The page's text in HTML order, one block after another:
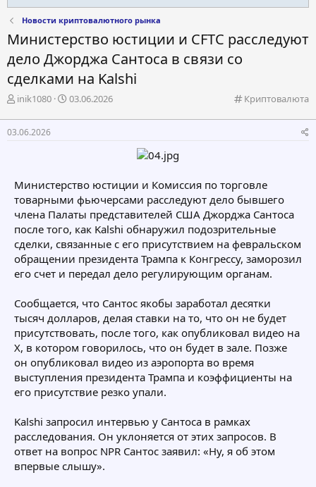
Новости криптовалютного рынка
Министерство юстиции и CFTC расследуют
дело Джорджа Сантоса в связи со
сделками на Kalshi
К
т
и
я
Криптовалюта
А
т
о
м
ы
inik1080
Д
т
а
л
а
03.06.2026
03.06.2026
Министерство юстиции и Комиссия по торговле
товарными фьючерсами расследуют дело бывшего
члена Палаты представителей США Джорджа Сантоса
после того, как Kalshi обнаружил подозрительные
сделки, связанные с его присутствием на февральском
обращении президента Трампа к Конгрессу, заморозил
его счет и передал дело регулирующим органам.
Сообщается, что Сантос якобы заработал десятки
тысяч долларов, делая ставки на то, что он не будет
присутствовать, после того, как опубликовал видео на
X, в котором говорилось, что он будет в зале. Позже
он опубликовал видео из аэропорта во время
выступления президента Трампа и коэффициенты на
его присутствие резко упали.
Kalshi запросил интервью у Сантоса в рамках
расследования. Он уклоняется от этих запросов. В
ответ на вопрос NPR Сантос заявил: «Ну, я об этом
впервые слышу».